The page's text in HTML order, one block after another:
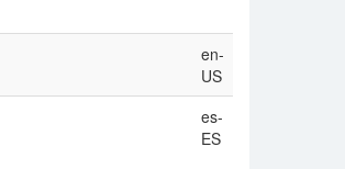
en-
US
es-
ES